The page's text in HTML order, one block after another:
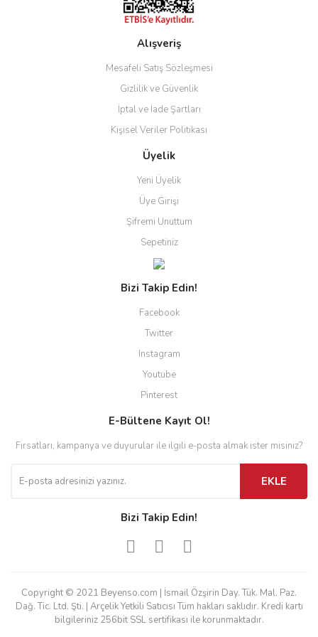
Gönder
Alışveriş
Mesafeli Satış Sözleşmesi
Gizlilik ve Güvenlik
İptal ve İade Şartları
Kişisel Veriler Politikası
Üyelik
Yeni Üyelik
Üye Girişi
Şifremi Unuttum
Sepetiniz
Bizi Takip Edin!
Facebook
Twitter
Instagram
Youtube
Pinterest
E-Bültene Kayıt Ol!
Fırsatları, kampanya ve duyurular ile ilgili e-posta almak ister misiniz?
EKLE
Bizi Takip Edin!
Copyright © 2021 Beyenso.com | İsmail Özşirin Day. Tük. Mal. Paz.
Dağ. Tic. Ltd. Şti. | Arçelik Yetkili Satıcısı Tüm hakları saklıdır. Kredi kartı
bilgileriniz 256bit SSL sertifikası ile korunmaktadır.